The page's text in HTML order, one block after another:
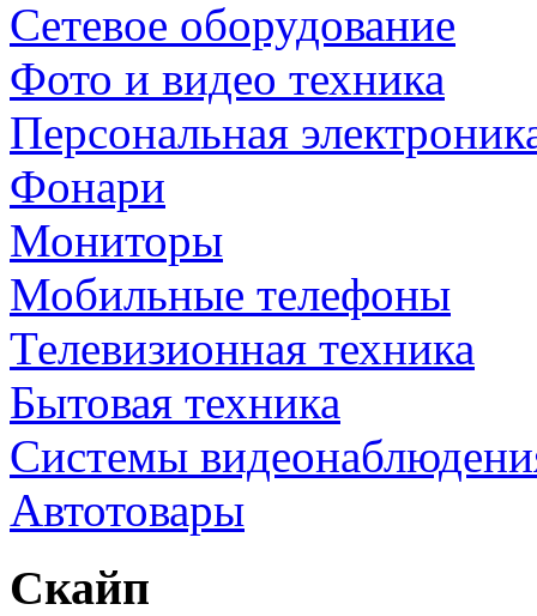
Сетевое оборудование
Фото и видео техника
Персональная
Фонари
Мониторы
Мобильные телефоны
Телевизионная техника
Бытовая техника
Cистемы
Автотовары
Скайп